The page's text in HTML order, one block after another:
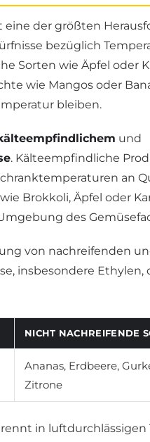
der größten
bezüglich
Sorten wie Äpfel oder
wie Mangos oder
bleiben.
und
. Kälteempfindliche
an
Brokkoli, Äpfel oder
des
von nachreifenden
insbesondere
NICHT NACHREIFENDE
Ananas, Erdbeere,
Zitrone
in luftdurchlässigen